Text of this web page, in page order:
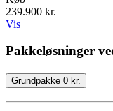
239.900 kr.
Vis
Pakkeløsninger
Grundpakke 0 kr.